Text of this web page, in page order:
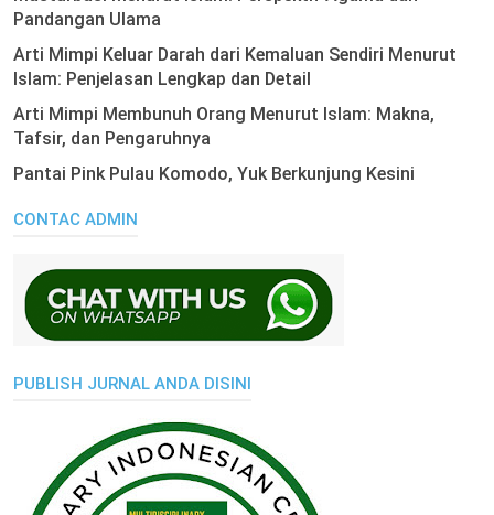
Pandangan Ulama
Arti Mimpi Keluar Darah dari Kemaluan Sendiri Menurut
Islam: Penjelasan Lengkap dan Detail
Arti Mimpi Membunuh Orang Menurut Islam: Makna,
Tafsir, dan Pengaruhnya
Pantai Pink Pulau Komodo, Yuk Berkunjung Kesini
CONTAC ADMIN
PUBLISH JURNAL ANDA DISINI